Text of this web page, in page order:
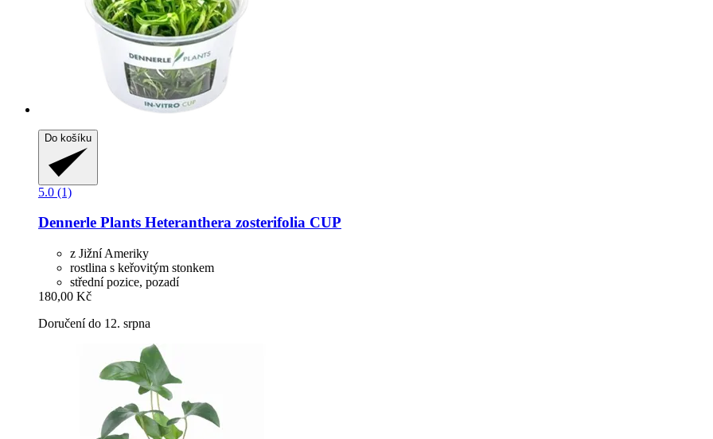
Do košíku
5.0 (1)
Dennerle Plants Heteranthera zosterifolia CUP
z Jižní Ameriky
rostlina s keřovitým stonkem
střední pozice, pozadí
180,00 Kč
Doručení do 12. srpna